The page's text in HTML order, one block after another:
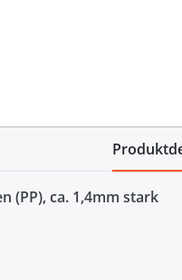
(PP), ca. 1,4mm stark